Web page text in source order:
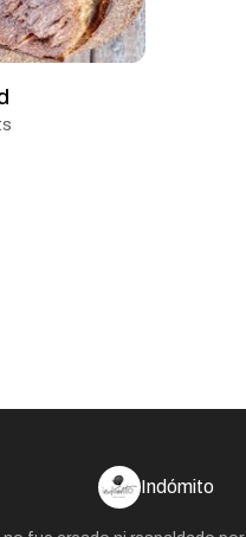
Indómito